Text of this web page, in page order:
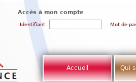
Accès à mon compte
Identifiant Mot de
Accueil Qui